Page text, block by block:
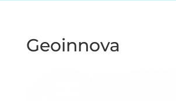
Geoinnova